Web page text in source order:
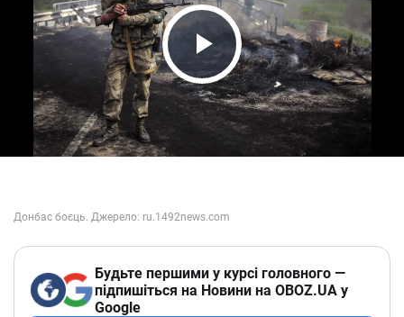
Play Video
Будьте першими у курсі головного —
підпишіться на Новини на OBOZ.UA у
Google